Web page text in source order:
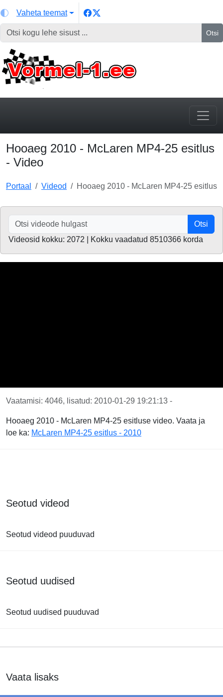
Vaheta teemat
Otsi
Hooaeg 2010 - McLaren MP4-25 esitlus
- Video
Portaal Videod Hooaeg 2010 - McLaren MP4-25 esitlus
Otsi
Videosid kokku: 2072 | Kokku vaadatud 8510366 korda
Vaatamisi: 4046, lisatud: 2010-01-29 19:21:13 -
Hooaeg 2010 - McLaren MP4-25 esitluse video. Vaata ja
loe ka: McLaren MP4-25 esitlus - 2010
Seotud videod
Seotud videod puuduvad
Seotud uudised
Seotud uudised puuduvad
Vaata lisaks